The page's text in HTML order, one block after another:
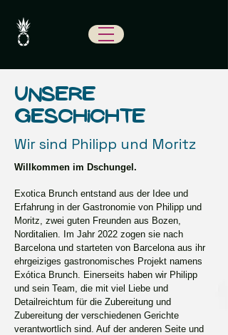
Unsere
Geschichte
Wir sind Philipp und Moritz
Willkommen im Dschungel.
Exotica Brunch entstand aus der Idee und
Erfahrung in der Gastronomie von Philipp und
Moritz, zwei guten Freunden aus Bozen,
Norditalien. Im Jahr 2022 zogen sie nach
Barcelona und starteten von Barcelona aus ihr
ehrgeiziges gastronomisches Projekt namens
Exótica Brunch. Einerseits haben wir Philipp
und sein Team, die mit viel Liebe und
Detailreichtum für die Zubereitung und
Zubereitung der verschiedenen Gerichte
verantwortlich sind. Auf der anderen Seite und